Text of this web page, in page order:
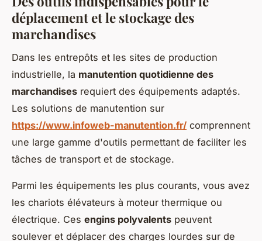
déplacement et le stockage des
marchandises
Dans les entrepôts et les sites de production
industrielle, la manutention quotidienne des
marchandises requiert des équipements adaptés.
Les solutions de manutention sur
https://www.infoweb-manutention.fr/ comprennent
une large gamme d'outils permettant de faciliter les
tâches de transport et de stockage.
Parmi les équipements les plus courants, vous avez
les chariots élévateurs à moteur thermique ou
électrique. Ces engins polyvalents peuvent
soulever et déplacer des charges lourdes sur de